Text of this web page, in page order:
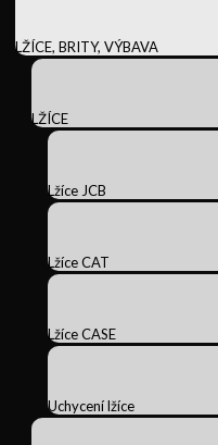
LŽÍCE, BRITY, VÝBAVA
LŽÍCE
Lžíce JCB
Lžíce CAT
Lžíce CASE
Uchycení lžíce